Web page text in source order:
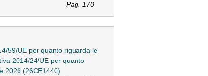
Pag. 170
59/UE per quanto riguarda le
2014/24/UE per quanto
2026 (26CE1440)